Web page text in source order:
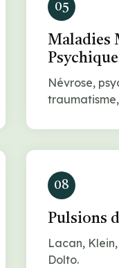
05
Maladies
Névrose,
08
Pulsions
Lacan,
Dolto.